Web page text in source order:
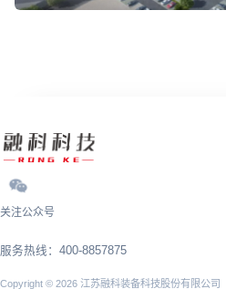
关注公众号
服务热线：400-8857875
Copyright © 2026 江苏融科装备科技股份有限公司